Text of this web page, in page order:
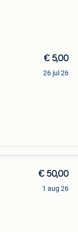
€ 5,00
26 jul 26
€ 50,00
1 aug 26